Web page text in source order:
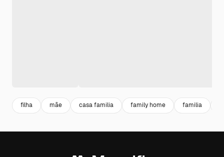
filha mãe casa familia family home familia